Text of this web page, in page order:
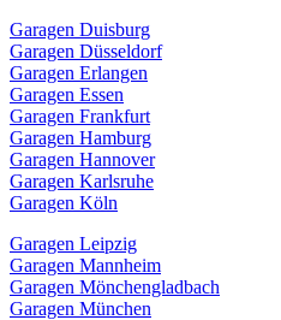
Garagen Duisburg
Garagen Düsseldorf
Garagen Erlangen
Garagen Essen
Garagen Frankfurt
Garagen Hamburg
Garagen Hannover
Garagen Karlsruhe
Garagen Köln
Garagen Leipzig
Garagen Mannheim
Garagen Mönchengladbach
Garagen München